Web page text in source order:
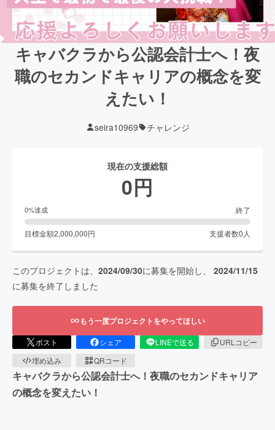
キャバクラから公認会計士へ！夜
職のセカンドキャリアの概念を変
えたい！
seira10969 チャレンジ
現在の支援総額
0円
0%達成 終了
目標金額2,000,000円 支援者数0 人
このプロジェクトは、 2024/09/30に募集を開始し、 2024/11/15
に募集を終了しました
もう一度プロジェクトをやってほしい
ポスト シェア LINEで送る
URLコピー
埋め込み
QRコード
キャバクラから公認会計士へ！夜職のセカンドキャリア
の概念を変えたい！